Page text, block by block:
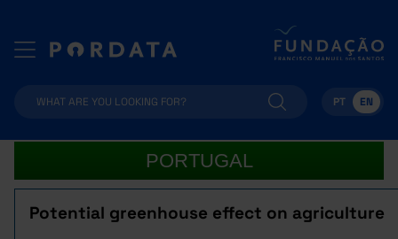
PT EN
PORTUGAL
Potential greenhouse effect on agriculture